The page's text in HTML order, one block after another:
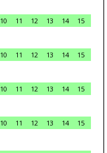
10 11 12 13 14
15
10 11 12 13 14
15
10 11 12 13 14
15
10 11 12 13 14
15